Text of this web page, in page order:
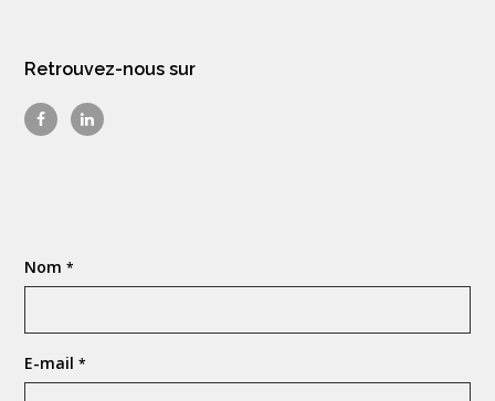
Retrouvez-nous sur
Nom*
E-mail*